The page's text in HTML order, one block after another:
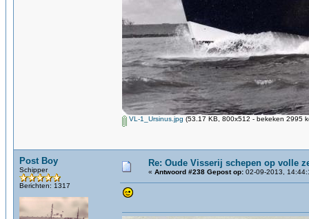
VL-1_Ursinus.jpg (53.17 KB, 800x512 - bekeken 2995
Post Boy
Schipper
Berichten: 1317
Re: Oude Visserij schepen op volle
« Antwoord #238 Gepost op: 02-09-2013,